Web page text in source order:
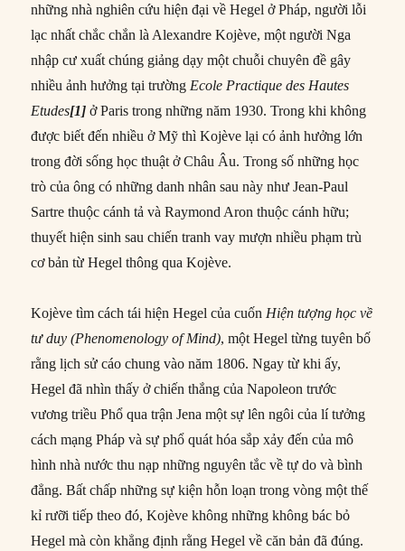
những nhà nghiên cứu hiện đại về Hegel ở Pháp, người lỗi
lạc nhất chắc chắn là Alexandre Kojève, một người Nga
nhập cư xuất chúng giảng dạy một chuỗi chuyên đề gây
nhiều ảnh hưởng tại trường Ecole Practique des Hautes
Etudes[1] ở Paris trong những năm 1930. Trong khi không
được biết đến nhiều ở Mỹ thì Kojève lại có ảnh hưởng lớn
trong đời sống học thuật ở Châu Âu. Trong số những học
trò của ông có những danh nhân sau này như Jean-Paul
Sartre thuộc cánh tả và Raymond Aron thuộc cánh hữu;
thuyết hiện sinh sau chiến tranh vay mượn nhiều phạm trù
cơ bản từ Hegel thông qua Kojève.
Kojève tìm cách tái hiện Hegel của cuốn Hiện tượng học về
tư duy (Phenomenology of Mind), một Hegel từng tuyên bố
rằng lịch sử cáo chung vào năm 1806. Ngay từ khi ấy,
Hegel đã nhìn thấy ở chiến thắng của Napoleon trước
vương triều Phổ qua trận Jena một sự lên ngôi của lí tưởng
cách mạng Pháp và sự phổ quát hóa sắp xảy đến của mô
hình nhà nước thu nạp những nguyên tắc về tự do và bình
đẳng. Bất chấp những sự kiện hỗn loạn trong vòng một thế
kỉ rưỡi tiếp theo đó, Kojève không những không bác bỏ
Hegel mà còn khẳng định rằng Hegel về căn bản đã đúng.